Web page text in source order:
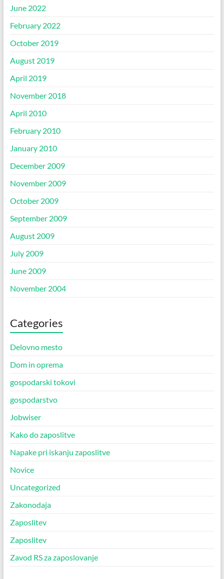
June 2022
February 2022
October 2019
August 2019
April 2019
November 2018
April 2010
February 2010
January 2010
December 2009
November 2009
October 2009
September 2009
August 2009
July 2009
June 2009
November 2004
Categories
Delovno mesto
Dom in oprema
gospodarski tokovi
gospodarstvo
Jobwiser
Kako do zaposlitve
Napake pri iskanju zaposlitve
Novice
Uncategorized
Zakonodaja
Zaposlitev
Zaposlitev
Zavod RS za zaposlovanje